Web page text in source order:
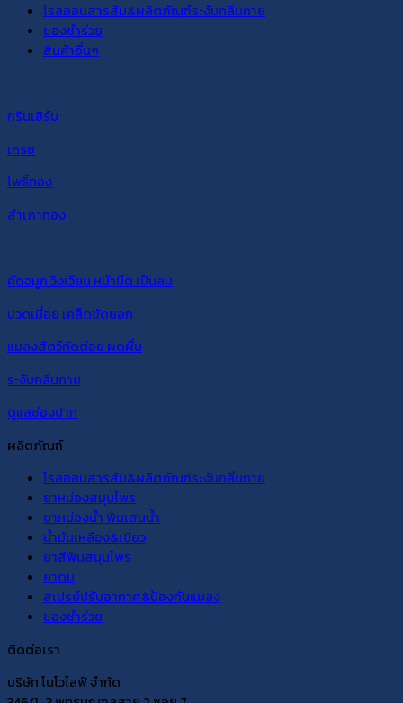
โรลออนสารส้ม&ผลิตภัณฑ์ระงับกลิ่นกาย
ของชำร่วย
สินค้าอื่นๆ
กรีนเฮิร์บ
เกรซ
โพธิ์ทอง
สำเภาทอง
คัดจมูก วิงเวียน หน้ามืด เป็นลม
ปวดเมื่อย เคล็ดขัดยอก
แมลงสัตว์กัดต่อย ผดผื่น
ระงับกลิ่นกาย
ดูแลช่องปาก
ผลิตภัณฑ์
โรลออนสารส้ม&ผลิตภัณฑ์ระงับกลิ่นกาย
ยาหม่องสมุนไพร
ยาหม่องน้ำ พิมเสนน้ำ
น้ำมันเหลือง&เขียว
ยาสีฟันสมุนไพร
ยาดม
สเปรย์ปรับอากาศ&ป้องกันแมลง
ของชำร่วย
ติดต่อเรา
บริษัท โนโวไลฟ์ จำกัด